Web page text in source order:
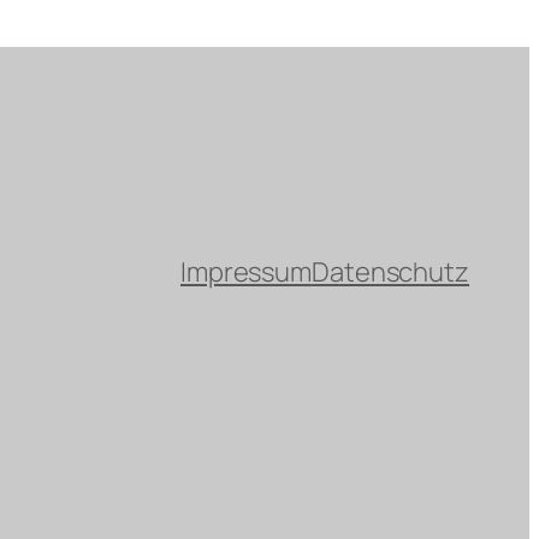
ImpressumDatenschutz